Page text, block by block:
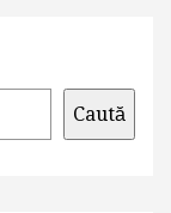
Caută